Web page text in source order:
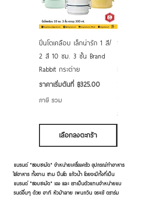
ปิ่นโตเคลือบ เล็กน่ารัก 1 สี/
2 สี 10 ซม. 3 ชั้น Brand
Rabbit กระต่าย
ราคาเริ่มต้นที่ ฿325.00
ราคาขายลด
ภาษี รวม
เลือกลงตะกร้า
ชามเคลือบ
ภาษี รวม
แบรนด์ "ชอบชะมัด" จำหน่ายเครื่องครัว อุปกรณ์ทำอาหาร
ใส่อาหาร ทั้งจาน ชาม ปิ่นโต แก้วน้ำ โดยจะมีทั้งที่เป็น
แบรนด์ "ชอบชะมัด" เอง และ เราเป็นตัวแทนจำหน่ายแบ
รนด์อื่นๆ ด้วย อาทิ หัวม้าลาย เพนกวิน จระเข้ ตราร่ม